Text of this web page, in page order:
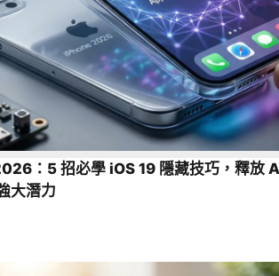
：5 招必學 iOS 19 隱藏技巧，釋放
大潛力